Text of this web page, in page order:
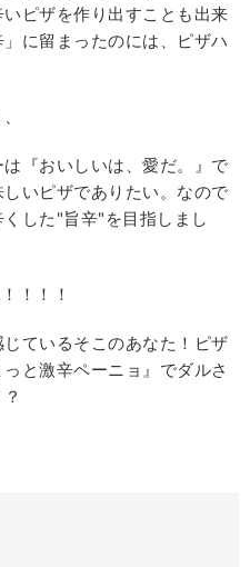
ピザを作り出すことも出来
に留まったのには、ピザハ
は『おいしいは、愛だ。』で
いピザでありたい。なので
した"旨辛"を目指しまし
！！！
ているそこのあなた！ピザ
と激辛ペーニョ』でダルさ